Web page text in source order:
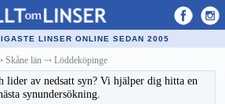
LINSER ONLINE SEDAN 2005
Skåne län ⤏ Löddeköpinge
lider av nedsatt syn? Vi hjälper dig hitta en
synundersökning.